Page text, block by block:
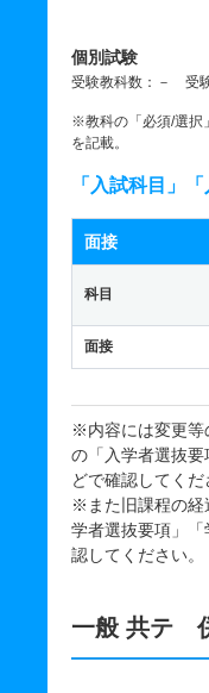
個別試験
受験教科数：－ 受
※教科の「必須/選択
を記載。
「入試科目」
面接
科目
面接
※内容には変更等
の「入学者選抜
どで確認してくだ
※また旧課程の経
学者選抜要項」
認してください。
一般 共テ